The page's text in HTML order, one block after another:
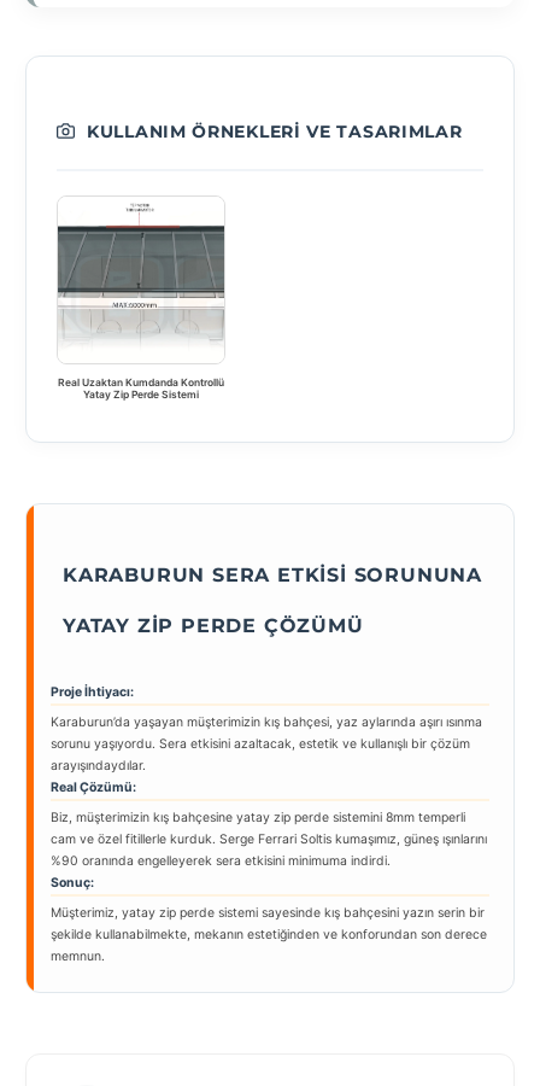
KULLANIM ÖRNEKLERI VE TASARIMLAR
Real Uzaktan Kumdanda Kontrollü
Yatay Zip Perde Sistemi
KARABURUN SERA ETKISI SORUNUNA
YATAY ZIP PERDE ÇÖZÜMÜ
Proje İhtiyacı:
Karaburun’da yaşayan müşterimizin kış bahçesi, yaz aylarında aşırı ısınma
sorunu yaşıyordu. Sera etkisini azaltacak, estetik ve kullanışlı bir çözüm
arayışındaydılar.
Real Çözümü:
Biz, müşterimizin kış bahçesine yatay zip perde sistemini 8mm temperli
cam ve özel fitillerle kurduk. Serge Ferrari Soltis kumaşımız, güneş ışınlarını
%90 oranında engelleyerek sera etkisini minimuma indirdi.
Sonuç:
Müşterimiz, yatay zip perde sistemi sayesinde kış bahçesini yazın serin bir
şekilde kullanabilmekte, mekanın estetiğinden ve konforundan son derece
memnun.